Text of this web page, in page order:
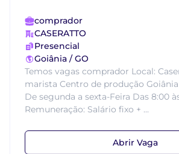
comprador
CASERATTO
Presencial
Goiânia / GO
Temos vagas comprador Local:
marista Centro de produção
De segunda a sexta-Feira Das 8:00
Remuneração: Salário fixo + ...
Abrir Vaga